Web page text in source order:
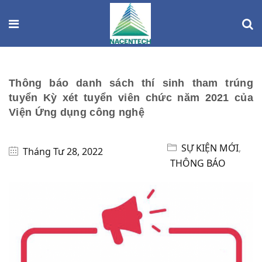
Thông báo danh sách thí sinh tham trúng
tuyển Kỳ xét tuyển viên chức năm 2021 của
Viện Ứng dụng công nghệ
Tháng Tư 28, 2022 SỰ KIỆN MỚI,
THÔNG BÁO